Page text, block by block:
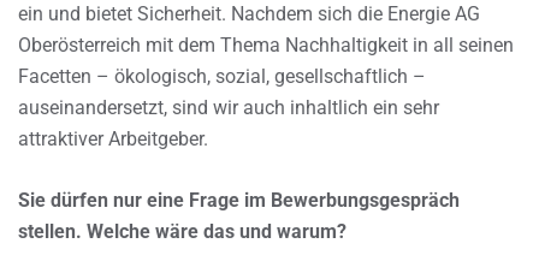
ein und bietet Sicherheit. Nachdem sich die Energie AG
Oberösterreich mit dem Thema Nachhaltigkeit in all seinen
Facetten – ökologisch, sozial, gesellschaftlich –
auseinandersetzt, sind wir auch inhaltlich ein sehr
attraktiver Arbeitgeber.
Sie dürfen nur eine Frage im Bewerbungsgespräch
stellen. Welche wäre das und warum?